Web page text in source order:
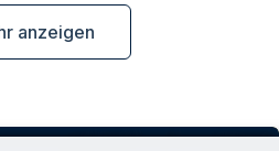
anzeigen